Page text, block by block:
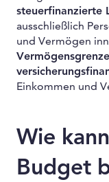
steuerfinanzierte
ausschließlich
und Vermögen
Einkommen und
Wie
Budget